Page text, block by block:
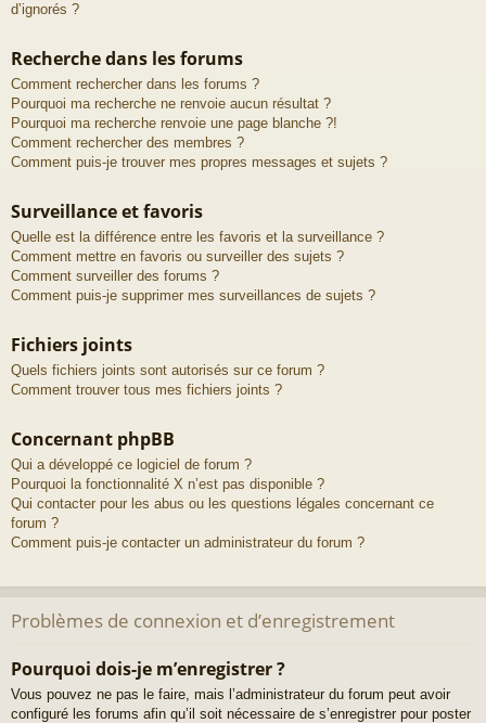
d’ignorés ?
Recherche dans les forums
Comment rechercher dans les forums ?
Pourquoi ma recherche ne renvoie aucun résultat ?
Pourquoi ma recherche renvoie une page blanche ?!
Comment rechercher des membres ?
Comment puis-je trouver mes propres messages et sujets ?
Surveillance et favoris
Quelle est la différence entre les favoris et la surveillance ?
Comment mettre en favoris ou surveiller des sujets ?
Comment surveiller des forums ?
Comment puis-je supprimer mes surveillances de sujets ?
Fichiers joints
Quels fichiers joints sont autorisés sur ce forum ?
Comment trouver tous mes fichiers joints ?
Concernant phpBB
Qui a développé ce logiciel de forum ?
Pourquoi la fonctionnalité X n’est pas disponible ?
Qui contacter pour les abus ou les questions légales concernant ce
forum ?
Comment puis-je contacter un administrateur du forum ?
Problèmes de connexion et d’enregistrement
Pourquoi dois-je m’enregistrer ?
Vous pouvez ne pas le faire, mais l’administrateur du forum peut avoir
configuré les forums afin qu’il soit nécessaire de s’enregistrer pour poster